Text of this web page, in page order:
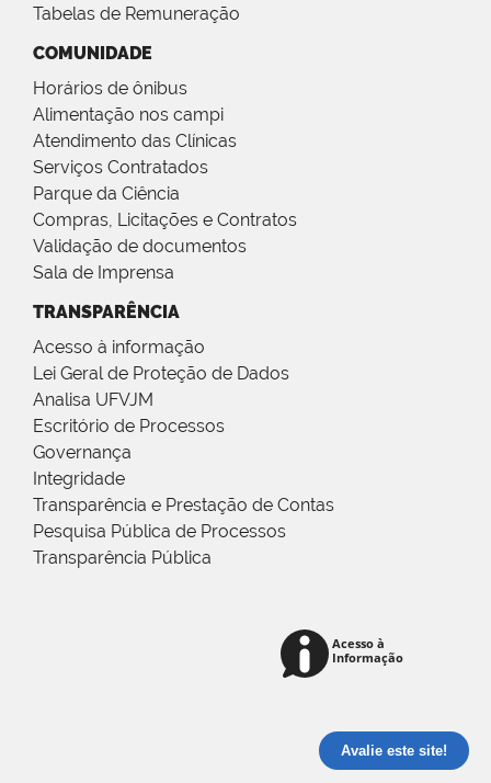
Tabelas de Remuneração
COMUNIDADE
Horários de ônibus
Alimentação nos campi
Atendimento das Clínicas
Serviços Contratados
Parque da Ciência
Compras, Licitações e Contratos
Validação de documentos
Sala de Imprensa
TRANSPARÊNCIA
Acesso à informação
Lei Geral de Proteção de Dados
Analisa UFVJM
Escritório de Processos
Governança
Integridade
Transparência e Prestação de Contas
Pesquisa Pública de Processos
Transparência Pública
Avalie este site!